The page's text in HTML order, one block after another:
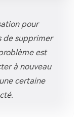
pour
de supprimer
est
à nouveau
certaine